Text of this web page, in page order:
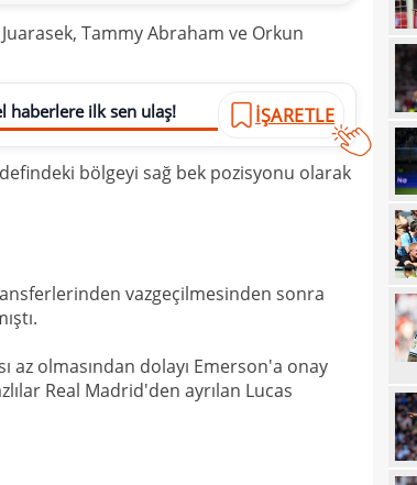
Tammy Abraham ve Orkun
haberlere ilk sen ulaş! İŞARETLE
bölgeyi sağ bek pozisyonu olarak
vazgeçilmesinden sonra
az olmasından dolayı Emerson'a onay
Real Madrid'den ayrılan Lucas